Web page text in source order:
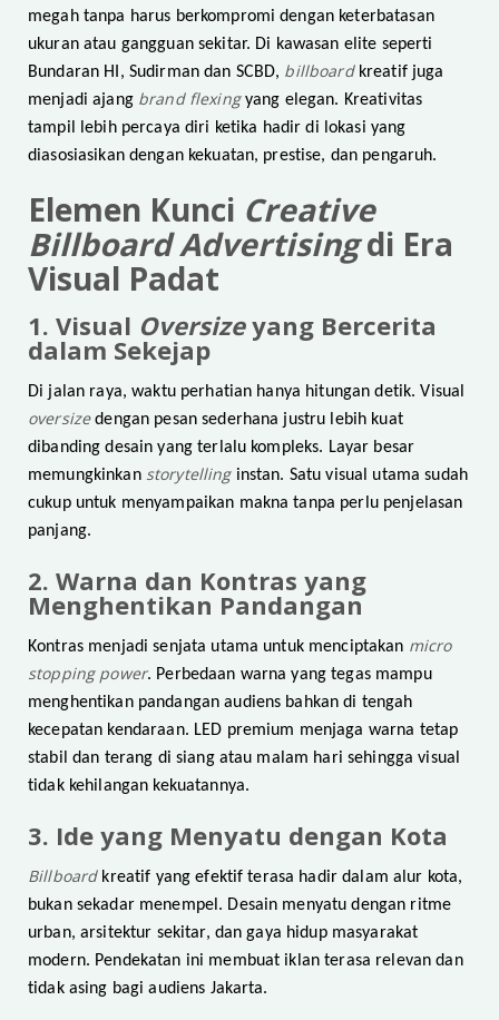
megah tanpa harus berkompromi dengan keterbatasan
ukuran atau gangguan sekitar. Di kawasan elite seperti
Bundaran HI, Sudirman dan SCBD, billboardkreatif juga
menjadi ajang brand flexingyang elegan. Kreativitas
tampil lebih percaya diri ketika hadir di lokasi yang
diasosiasikan dengan kekuatan, prestise, dan pengaruh.
Elemen Kunci Creative
Billboard Advertisingdi Era
Visual Padat
1. Visual Oversize yang Bercerita
dalam Sekejap
Di jalan raya, waktu perhatian hanya hitungan detik. Visual
oversizedengan pesan sederhana justru lebih kuat
dibanding desain yang terlalu kompleks. Layar besar
memungkinkan storytellinginstan. Satu visual utama sudah
cukup untuk menyampaikan makna tanpa perlu penjelasan
panjang.
2. Warna dan Kontras yang
Menghentikan Pandangan
Kontras menjadi senjata utama untuk menciptakan micro
stopping power. Perbedaan warna yang tegas mampu
menghentikan pandangan audiens bahkan di tengah
kecepatan kendaraan. LED premium menjaga warna tetap
stabil dan terang di siang atau malam hari sehingga visual
tidak kehilangan kekuatannya.
3. Ide yang Menyatu dengan Kota
Billboard kreatif yang efektif terasa hadir dalam alur kota,
bukan sekadar menempel. Desain menyatu dengan ritme
urban, arsitektur sekitar, dan gaya hidup masyarakat
modern. Pendekatan ini membuat iklan terasa relevan dan
tidak asing bagi audiens Jakarta.